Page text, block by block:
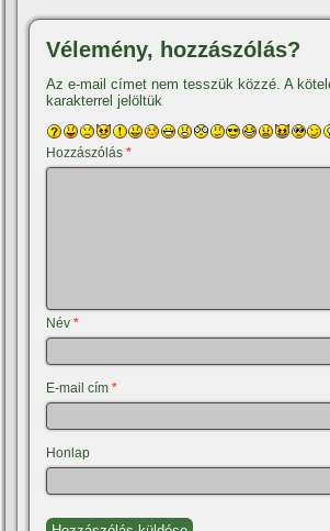
Vélemény, hozzászólás?
Az e-mail címet nem tesszük közzé. A
karakterrel jelöltük
Hozzászólás*
Név*
E-mail cím*
Honlap